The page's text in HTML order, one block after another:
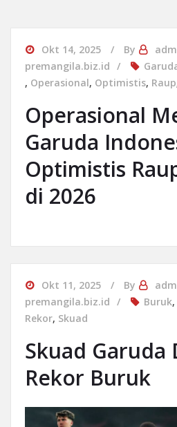
Okt 14, 2025 By
premangila.biz.id
, Operasional, Optimistis, Raup
Operasional
Garuda
Optimistis
di 2026
Okt 11, 2025 By
premangila.biz.id
Buruk,
Rekor, Skuad
Skuad Garuda
Rekor Buruk